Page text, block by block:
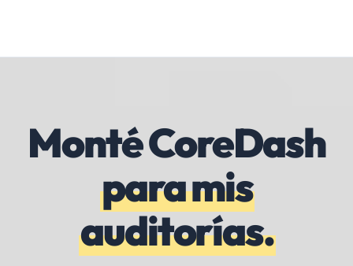
Monté CoreDash
para mis
auditorías.